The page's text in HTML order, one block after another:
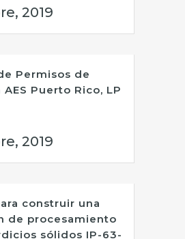
2019
Permisos de
Puerto Rico, LP
2019
construir una
de procesamiento
sólidos IP-63-